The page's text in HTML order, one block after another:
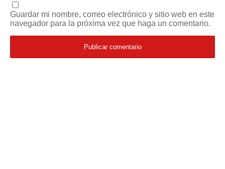
Guardar mi nombre, correo electrónico y sitio web en este
navegador para la próxima vez que haga un comentario.